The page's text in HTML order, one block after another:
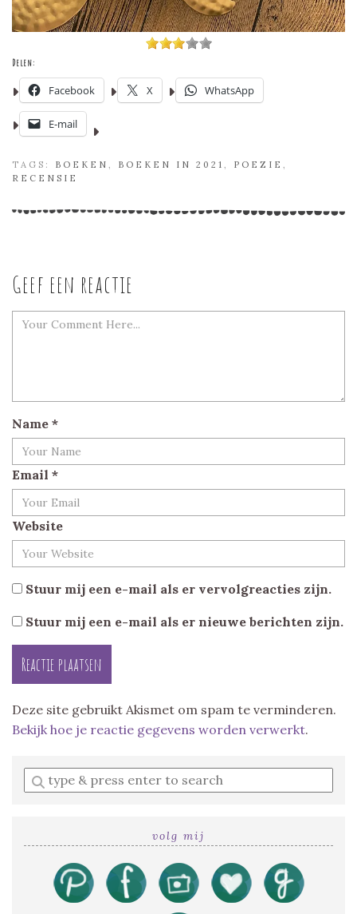
Delen:
Facebook X WhatsApp
E-mail
TAGS: BOEKEN , BOEKEN IN 2021 , POEZIE ,
RECENSIE
Geef een reactie
Name *
Email *
Website
Stuur mij een e-mail als er vervolgreacties zijn.
Stuur mij een e-mail als er nieuwe berichten zijn.
Deze site gebruikt Akismet om spam te verminderen.
Bekijk hoe je reactie gegevens worden verwerkt.
Enter
a
volg mij